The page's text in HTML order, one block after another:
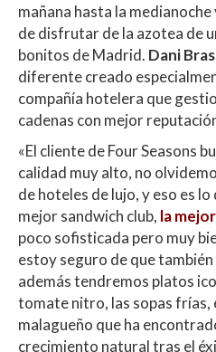
mañana hasta la
de disfrutar de la azotea de
bonitos de Madrid. Dani
diferente creado
compañía hotelera que
cadenas con mejor
«El cliente de Four Seasons
calidad muy alto, no
de hoteles de lujo, y eso es
mejor sandwich club, la
poco sofisticada pero muy
estoy seguro de que
además tendremos platos
tomate nitro, las sopas frías,
malagueño que ha
crecimiento natural tras el